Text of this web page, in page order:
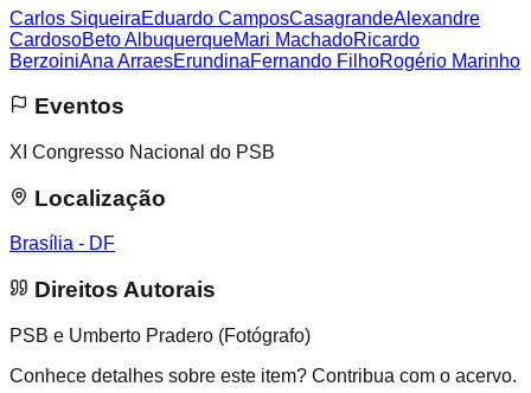
Carlos SiqueiraEduardo CamposCasagrandeAlexandre
CardosoBeto AlbuquerqueMari MachadoRicardo
BerzoiniAna ArraesErundinaFernando FilhoRogério Marinho
Eventos
XI Congresso Nacional do PSB
Localização
Brasília - DF
Direitos Autorais
PSB e Umberto Pradero (Fotógrafo)
Conhece detalhes sobre este item? Contribua com o acervo.